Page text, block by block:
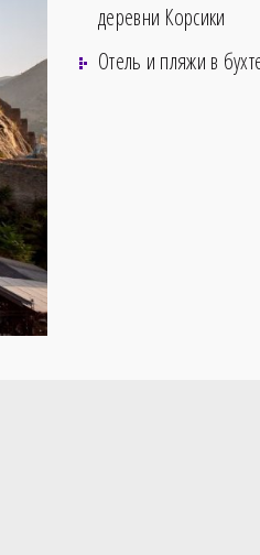
деревни Корсики
Отель и пляжи в